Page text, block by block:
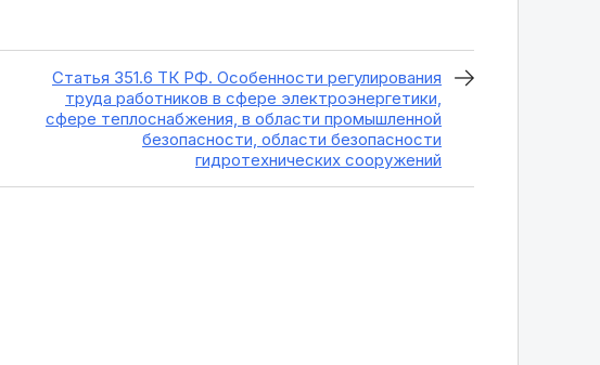
Статья 351.6 ТК РФ. Особенности регулирования
труда работников в сфере электроэнергетики,
сфере теплоснабжения, в области промышленной
безопасности, области безопасности
гидротехнических сооружений